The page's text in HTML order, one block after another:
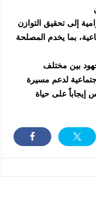
إلى تحقيق التوازن
بما يخدم المصلحة
بين مختلف
لدعم مسيرة
إيجاباً على حياة